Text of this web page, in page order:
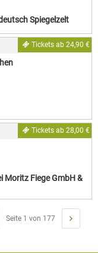
Spiegelzelt
Tickets ab 24,90 €
Tickets ab 28,00 €
Moritz Fiege GmbH &
Seite 1 von 177